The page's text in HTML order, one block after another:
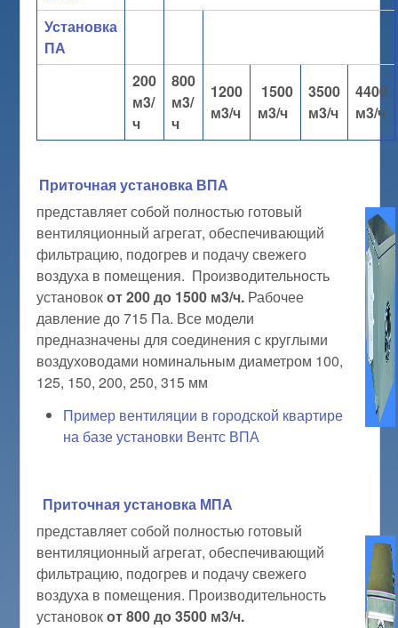
Установка
ПА
200
м3/
ч
800
м3/
ч
1200
м3/ч
1500
м3/ч
3500
м3/ч
4400
м3/ч
Приточная установка ВПА
представляет собой полностью готовый
вентиляционный агрегат, обеспечивающий
фильтрацию, подогрев и подачу свежего
воздуха в помещения. Производительность
установокот 200 до 1500 м3/ч. Рабочее
давление до 715 Па. Все модели
предназначены для соединения с круглыми
воздуховодами номинальным диаметром 100,
125, 150, 200, 250, 315 мм
Пример вентиляции в городской квартире
на базе установки Вентс ВПА
Приточная установка МПА
представляет собой полностью готовый
вентиляционный агрегат, обеспечивающий
фильтрацию, подогрев и подачу свежего
воздуха в помещения. Производительность
установокот 800 до 3500 м3/ч.